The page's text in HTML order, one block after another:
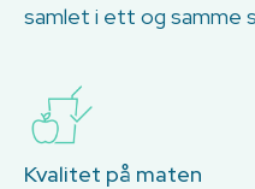
samlet i ett og samme
Kvalitet på maten